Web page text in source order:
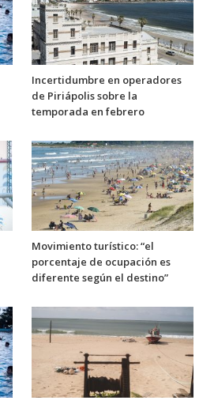
Incertidumbre en operadores
de Piriápolis sobre la
temporada en febrero
Movimiento turístico: “el
porcentaje de ocupación es
diferente según el destino”